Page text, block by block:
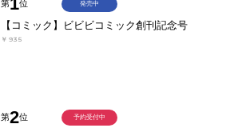
第 位
【コミック】ビビビコミック創刊記念号
￥935
発売中
第2位 予約受付中